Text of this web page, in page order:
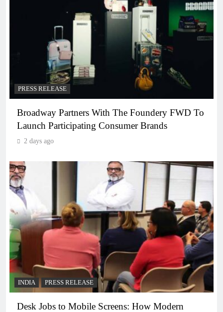
PRESS RELEASE
Broadway Partners With The Foundery FWD To
Launch Participating Consumer Brands
2 days ago
INDIA PRESS RELEASE
Desk Jobs to Mobile Screens: How Modern